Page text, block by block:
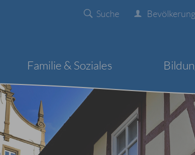
Suche
Familie & Soziales